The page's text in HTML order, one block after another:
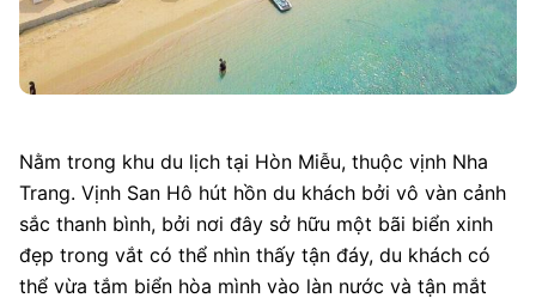
Nằm trong khu du lịch tại Hòn Miễu, thuộc vịnh Nha
Trang. Vịnh San Hô hút hồn du khách bởi vô vàn cảnh
sắc thanh bình, bởi nơi đây sở hữu một bãi biển xinh
đẹp trong vắt có thể nhìn thấy tận đáy, du khách có
thể vừa tắm biển hòa mình vào làn nước và tận mắt